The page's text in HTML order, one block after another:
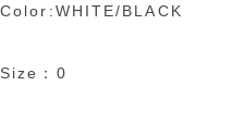
Color:WHITE/BLACK
Size：0